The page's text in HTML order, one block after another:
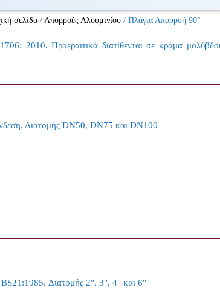
σελίδα /Απορροές Αλουμινίου /Πλάγια Απορροή 90°
2010. Προεραιτικά διατίθενται σε κράμα
Διατομής DN50, DN75 και DN100
Διατομής 2", 3", 4" και 6"